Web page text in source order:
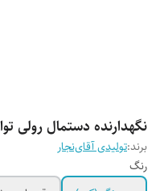
نگهدارنده دستمال رولی
برند:تولیدی آقای‌نجار
رنگ